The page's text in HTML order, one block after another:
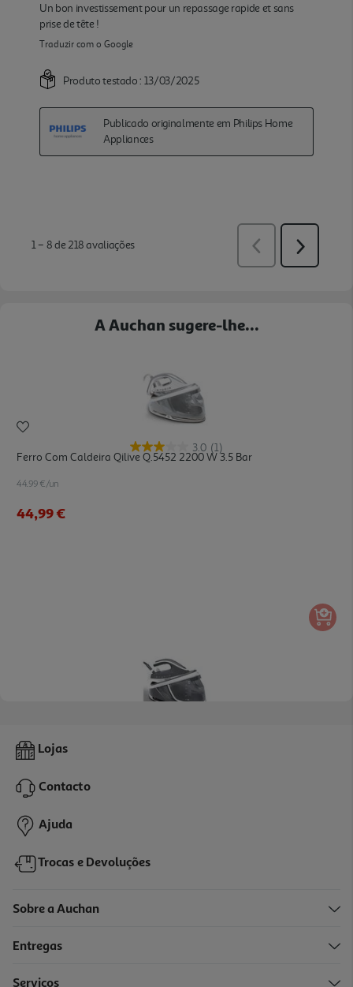
A Auchan sugere-lhe...
3.0 (1)
Ferro Com Caldeira Qilive Q.5452 2200 W 3.5 Bar
44.99 €/un
44,99 €
Ferro Com Caldeira Qilive Q.5702 14 L 3000 W 8 Bar
69,99 €
Lojas
Contacto
Ajuda
Trocas e Devoluções
Sobre a Auchan
Entregas
Serviços